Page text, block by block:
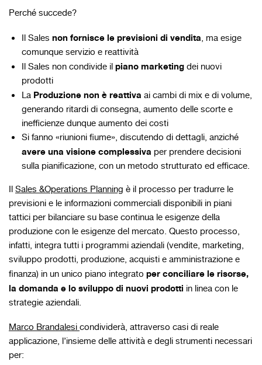
Perché succede?
Il Sales non fornisce le previsioni di vendita, ma esige
comunque servizio e reattività
Il Sales non condivide ilpiano marketingdei nuovi
prodotti
La Produzione non è reattiva ai cambi di mix e di volume,
generando ritardi di consegna, aumento delle scorte e
inefficienze dunque aumento dei costi
Si fanno «riunioni fiume», discutendo di dettagli, anziché
avere una visione complessiva per prendere decisioni
sulla pianificazione, con un metodo strutturato ed efficace.
IlSales &Operations Planning è il processo per tradurre le
previsioni e le informazioni commerciali disponibili in piani
tattici per bilanciare su base continua le esigenze della
produzione con le esigenze del mercato. Questo processo,
infatti, integra tutti i programmi aziendali (vendite, marketing,
sviluppo prodotti, produzione, acquisti e amministrazione e
finanza) in un unico piano integrato per conciliare le risorse,
la domanda e lo sviluppo di nuovi prodotti in linea con le
strategie aziendali.
Marco Brandalesicondividerà, attraverso casi di reale
applicazione, l’insieme delle attività e degli strumenti necessari
per: